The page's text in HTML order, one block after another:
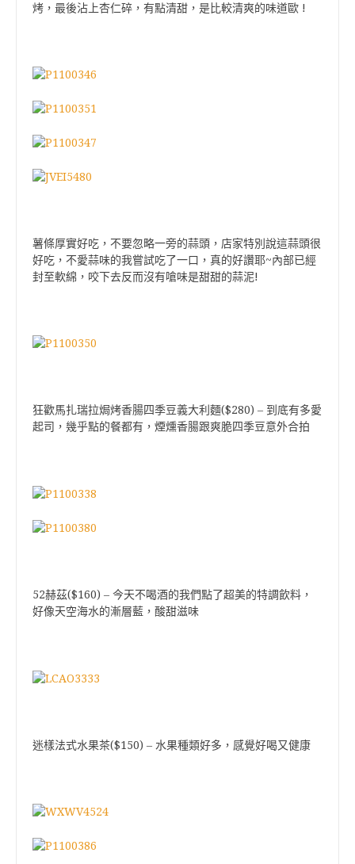
烤，最後沾上杏仁碎，有點清甜，是比較清爽的味道歐 !
薯條厚實好吃，不要忽略一旁的蒜頭，店家特別說這蒜頭很
好吃，不愛蒜味的我嘗試吃了一口，真的好讚耶~內部已經
封至軟綿，咬下去反而沒有嗆味是甜甜的蒜泥!
狂歡馬扎瑞拉焗烤香腸四季豆義大利麵($280) – 到底有多愛
起司，幾乎點的餐都有，煙燻香腸跟爽脆四季豆意外合拍
52赫茲($160) – 今天不喝酒的我們點了超美的特調飲料，
好像天空海水的漸層藍，酸甜滋味
迷樣法式水果茶($150) – 水果種類好多，感覺好喝又健康